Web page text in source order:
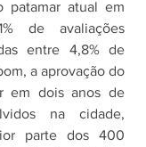
patamar atual em
de avaliações
entre 4,8% de
a aprovação do
em dois anos de
na cidade,
parte dos 400